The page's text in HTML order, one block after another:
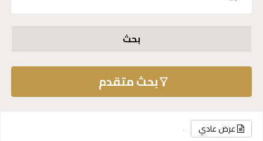
بحث
بحث متقدم
عرض عادي